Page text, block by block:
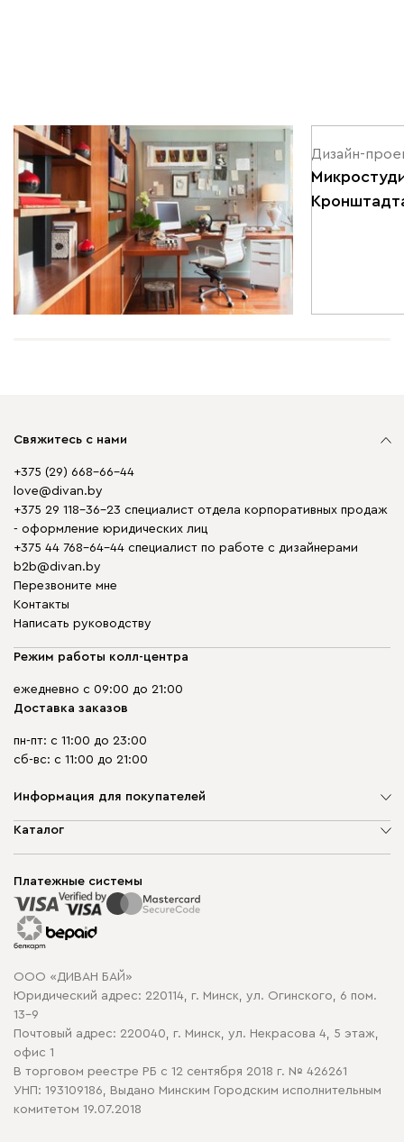
Мебель в интерьере | 07.10.2025
10 интересных решений для
кабинета
Дизайн-
Свяжитесь с нами
+375 (29) 668-66-44
love@divan.by
+375 29 118-36-23 специалист отдела корпоративных продаж
- оформление юридических лиц
+375 44 768-64-44 специалист по работе с дизайнерами
b2b@divan.by
Перезвоните мне
Контакты
Написать руководству
Режим работы колл-центра
ежедневно с 09:00 до 21:00
Доставка заказов
пн-пт: с 11:00 до 23:00
сб-вс: с 11:00 до 21:00
Информация для покупателей
О компании
Способы оплаты
Рассрочка и кредит
Гарантия
Карта сайта
Политика конфиденциальности
Политика в отношении обработки cookie
Каталог
Корпусная мебель
Распродажа мебели
Платежные системы
ООО «ДИВАН БАЙ»
Юридический адрес: 220114, г. Минск, ул. Огинского, 6 пом.
13-9
Почтовый адрес: 220040, г. Минск, ул. Некрасова 4, 5 этаж,
офис 1
В торговом реестре РБ с 12 сентября 2018 г. № 426261
УНП: 193109186, Выдано Минским Городским исполнительным
комитетом 19.07.2018